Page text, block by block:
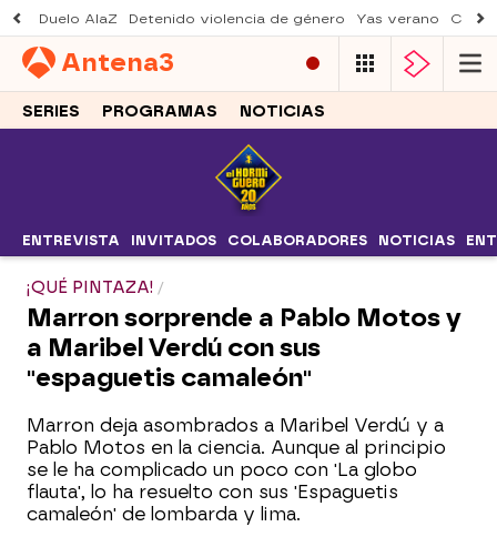
Duelo AlaZ Detenido violencia de género Yas verano
Antena3
SERIES PROGRAMAS NOTICIAS
ENTREVISTA INVITADOS COLABORADORES NOTICIAS
¡QUÉ PINTAZA!
Marron sorprende a Pablo Motos y
a Maribel Verdú con sus
"espaguetis camaleón"
Marron deja asombrados a Maribel Verdú y a
Pablo Motos en la ciencia. Aunque al principio
se le ha complicado un poco con 'La globo
flauta', lo ha resuelto con sus 'Espaguetis
camaleón' de lombarda y lima.